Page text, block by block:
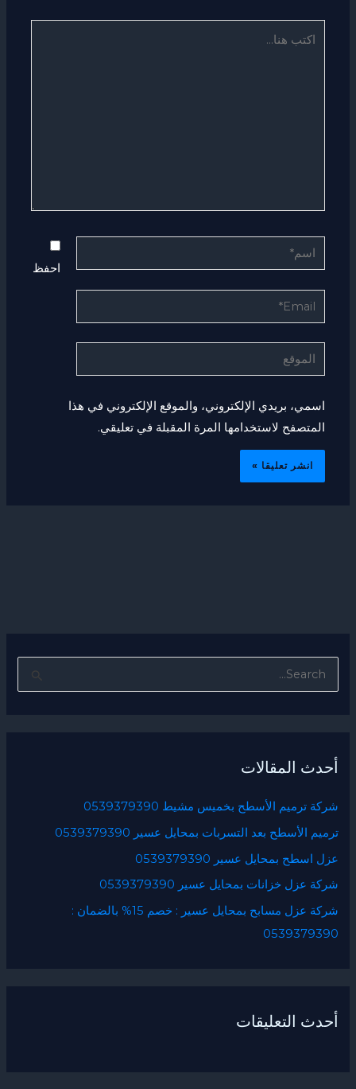
اسم*
Email*
الموقع
احفظ
اسمي، بريدي الإلكتروني، والموقع الإلكتروني في هذا
المتصفح لاستخدامها المرة المقبلة في تعليقي.
ث
ن
:
أحدث المقالات
شركة ترميم الأسطح بخميس مشيط 0539379390
ترميم الأسطح بعد التسربات بمحايل عسير 0539379390
عزل اسطح بمحايل عسير 0539379390
شركة عزل خزانات بمحايل عسير 0539379390
شركة عزل مسابح بمحايل عسير : خصم 15% بالضمان :
0539379390
أحدث التعليقات